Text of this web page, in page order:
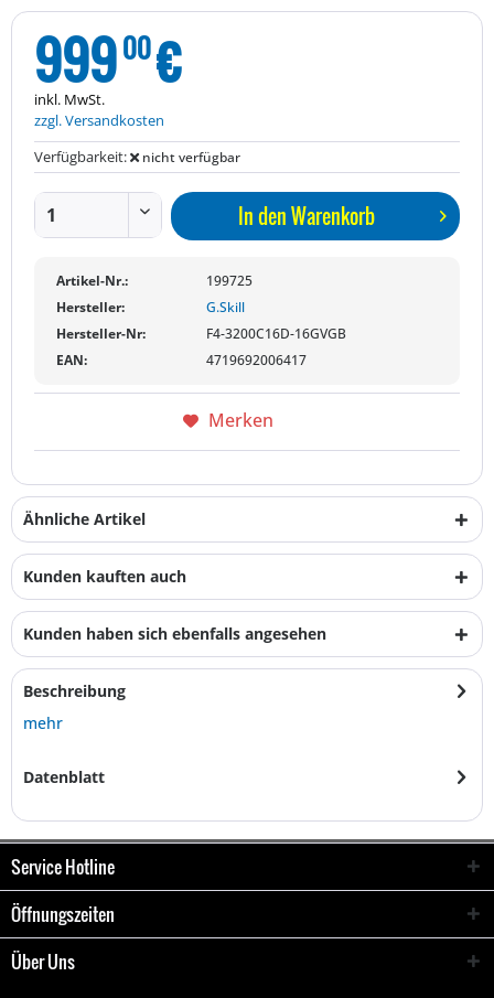
99900€
inkl. MwSt.
zzgl. Versandkosten
Verfügbarkeit:
nicht verfügbar
In denWarenkorb
Artikel-Nr.:
199725
Hersteller:
G.Skill
Hersteller-Nr:
F4-3200C16D-16GVGB
EAN:
4719692006417
Merken
Ähnliche Artikel
Kunden kauften auch
Kunden haben sich ebenfalls angesehen
Beschreibung
mehr
Datenblatt
Service Hotline
Öffnungszeiten
Über Uns